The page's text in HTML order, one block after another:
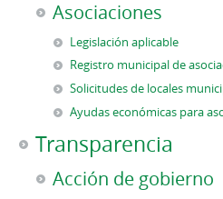
Asociaciones
Legislación aplicable
Registro municipal de
Solicitudes de locales
Ayudas económicas para
Transparencia
Acción de gobierno